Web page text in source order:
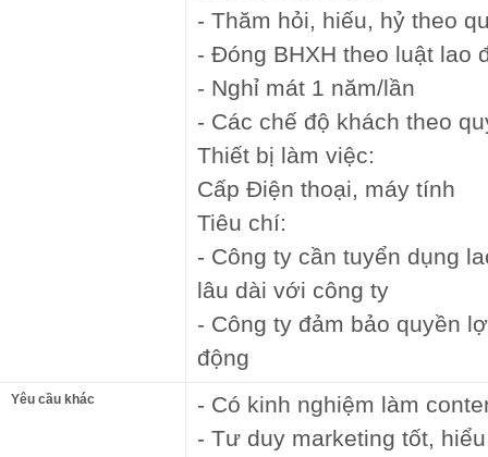
- Thăm hỏi, hiếu, hỷ theo
- Đóng BHXH theo luật lao
- Nghỉ mát 1 năm/lần
- Các chế độ khách theo
Thiết bị làm việc:
Cấp Điện thoại, máy tính
Tiêu chí:
- Công ty cần tuyển dụng
lâu dài với công ty
- Công ty đảm bảo quyền
động
Yêu cầu khác
- Có kinh nghiệm làm
- Tư duy marketing tốt,